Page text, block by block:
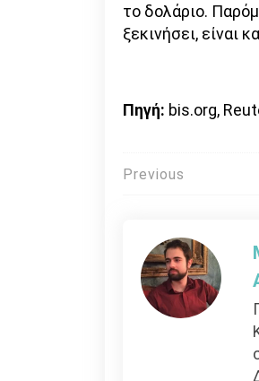
το δολάριο.
ξεκινήσει, είναι
Πηγή: bis.org,
Πλοήγηση
Previous